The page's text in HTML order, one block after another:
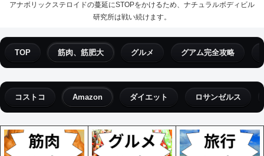
アナボリックステロイドの蔓延にSTOPをかけるため、ナチュラルボディビル
研究所は戦い続けます。
TOP 筋肉、筋肥大 グルメ グアム完全攻略
コストコ Amazon ダイエット ロサンゼルス